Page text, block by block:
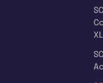
XL